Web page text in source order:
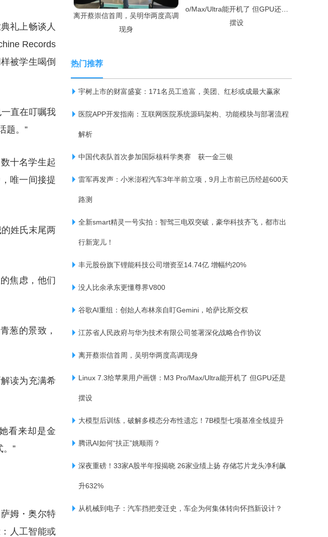
礼上畅谈人
Records
被学生喝倒
直在叮嘱我
题。”
十名学生起
唯一间接提
姓氏末尾两
焦虑，他们
葱的景致，
读为充满希
看来却是金
”
姆・奥尔特
人工智能或
离开蔡崇信首周，吴明华两度高调
现身
o/Max/Ultra能开机了 但GPU还是
摆设
热门推荐
宇树上市的财富盛宴：171名员工造富，美团、红杉或成最大赢家
医院APP开发指南：互联网医院系统源码架构、功能模块与部署流程
解析
中国代表队首次参加国际核科学奥赛 获一金三银
雷军再发声：小米澎程汽车3年半前立项，9月上市前已历经超600天
路测
全新smart精灵一号实拍：智驾三电双突破，豪华科技齐飞，都市出
行新宠儿！
丰元股份旗下锂能科技公司增资至14.74亿 增幅约20%
没人比余承东更懂尊界V800
谷歌AI重组：创始人布林亲自盯Gemini，哈萨比斯交权
江苏省人民政府与华为技术有限公司签署深化战略合作协议
离开蔡崇信首周，吴明华两度高调现身
Linux 7.3给苹果用户画饼：M3 Pro/Max/Ultra能开机了 但GPU还是
摆设
大模型后训练，破解多模态分布性遗忘！7B模型七项基准全线提升
腾讯AI如何“扶正”姚顺雨？
深夜重磅！33家A股半年报揭晓 26家业绩上扬 存储芯片龙头净利飙
升632%
从机械到电子：汽车挡把变迁史，车企为何集体转向怀挡新设计？